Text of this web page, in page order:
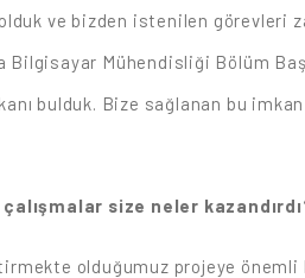
ve bizden istenilen görevleri
Mühendisliği Bölüm
bulduk. Bize sağlanan bu
size neler
olduğumuz projeye önemli